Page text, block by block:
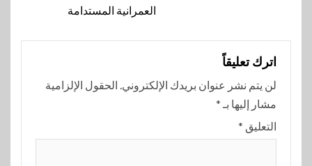
العمرانية المستدامة
اترك تعليقاً
لن يتم نشر عنوان بريدك الإلكتروني. الحقول الإلزامية
مشار إليها بـ *
التعليق *